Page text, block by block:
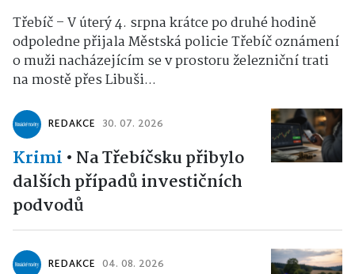
Třebíč – V úterý 4. srpna krátce po druhé hodině
odpoledne přijala Městská policie Třebíč oznámení
o muži nacházejícím se v prostoru železniční trati
na mostě přes Libuši...
REDAKCE 30. 07. 2026
Krimi • Na Třebíčsku přibylo
dalších případů investičních
podvodů
REDAKCE 04. 08. 2026